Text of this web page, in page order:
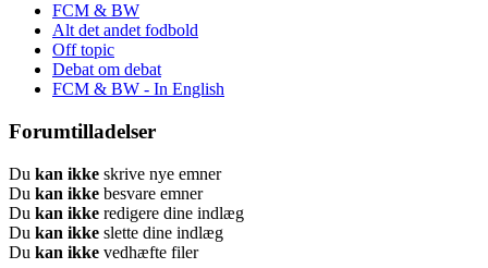
FCM & BW
Alt det andet fodbold
Off topic
Debat om debat
FCM & BW - In English
Forumtilladelser
Du kan ikke skrive nye emner
Du kan ikke besvare emner
Du kan ikke redigere dine indlæg
Du kan ikke slette dine indlæg
Du kan ikke vedhæfte filer